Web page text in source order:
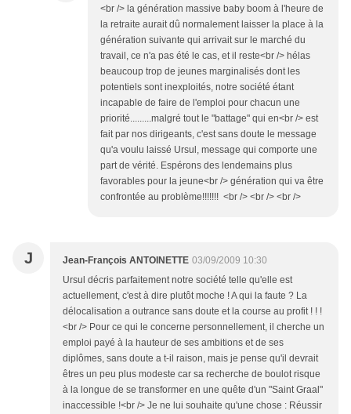
<br /> la génération massive baby boom à l'heure de
la retraite aurait dû normalement laisser la place à la
génération suivante qui arrivait sur le marché du
travail, ce n'a pas été le cas, et il reste<br /> hélas
beaucoup trop de jeunes marginalisés dont les
potentiels sont inexploités, notre société étant
incapable de faire de l'emploi pour chacun une
priorité.........malgré tout le "battage" qui en<br /> est
fait par nos dirigeants, c'est sans doute le message
qu'a voulu laissé Ursul, message qui comporte une
part de vérité. Espérons des lendemains plus
favorables pour la jeune<br /> génération qui va être
confrontée au problème!!!!!!! <br /> <br /> <br />
J Jean-François ANTOINETTE 03/09/2009 10:30
Ursul décris parfaitement notre société telle qu'elle est
actuellement, c'est à dire plutôt moche ! A qui la faute ? La
délocalisation a outrance sans doute et la course au profit ! ! !
<br /> Pour ce qui le concerne personnellement, il cherche un
emploi payé à la hauteur de ses ambitions et de ses
diplômes, sans doute a t-il raison, mais je pense qu'il devrait
êtres un peu plus modeste car sa recherche de boulot risque
à la longue de se transformer en une quête d'un "Saint Graal"
inaccessible !<br /> Je ne lui souhaite qu'une chose : Réussir